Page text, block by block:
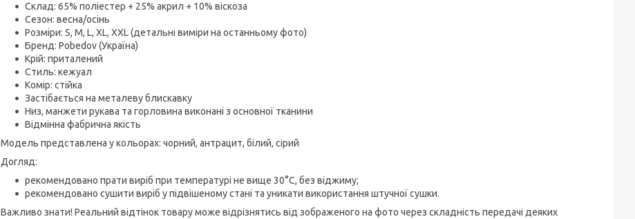
Склад: 65% поліестер + 25% акрил + 10% віскоза
Сезон: весна/осінь
Розміри: S, M, L, XL, XXL (детальні виміри на останньому фото)
Бренд: Pobedov (Україна)
Крій: приталений
Стиль: кежуал
Комір: стійка
Застібається на металеву блискавку
Низ, манжети рукава та горловина виконані з основної тканини
Відмінна фабрична якість
Модель представлена ​​у кольорах: чорний, антрацит, білий, сірий
Догляд:
рекомендовано прати виріб при температурі не вище 30°C, без віджиму;
рекомендовано сушити виріб у підвішеному стані та уникати використання штучної сушки.
Важливо знати! Реальний відтінок товару може відрізнятись від зображеного на фото через складність передачі деяких